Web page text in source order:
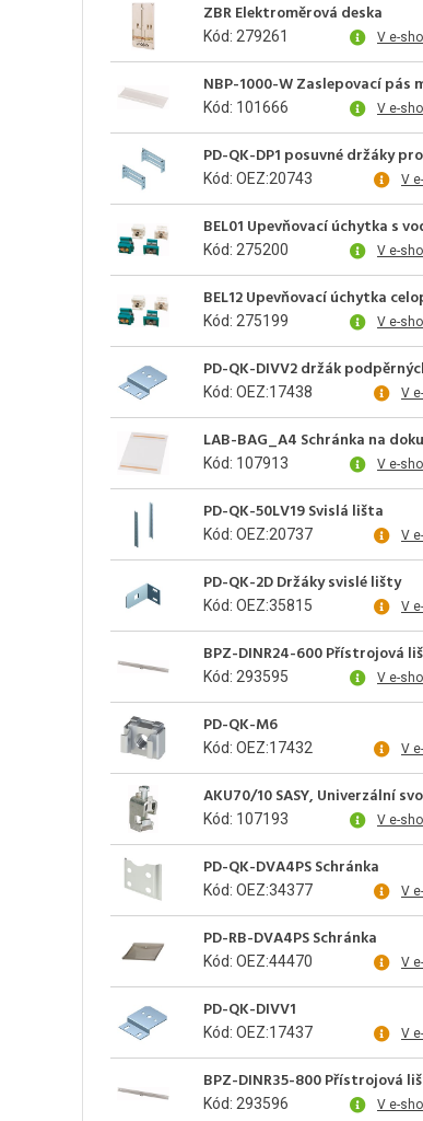
ZBR Elektroměrová deska
Kód: 279261 V e-
NBP-1000-W Zaslepovací pás
Kód: 101666 V e-
PD-QK-DP1 posuvné držáky
Kód: OEZ:20743 V
BEL01 Upevňovací úchytka s
Kód: 275200 V e-
BEL12 Upevňovací úchytka
Kód: 275199 V e-
PD-QK-DIVV2 držák
Kód: OEZ:17438 V
LAB-BAG_A4 Schránka na
Kód: 107913 V e-
PD-QK-50LV19 Svislá lišta
Kód: OEZ:20737 V
PD-QK-2D Držáky svislé lišty
Kód: OEZ:35815 V
BPZ-DINR24-600 Přístrojová
Kód: 293595 V e-
PD-QK-M6
Kód: OEZ:17432 V
AKU70/10 SASY, Univerzální
Kód: 107193 V e-
PD-QK-DVA4PS Schránka
Kód: OEZ:34377 V
PD-RB-DVA4PS Schránka
Kód: OEZ:44470 V
PD-QK-DIVV1
Kód: OEZ:17437 V
BPZ-DINR35-800 Přístrojová
Kód: 293596 V e-